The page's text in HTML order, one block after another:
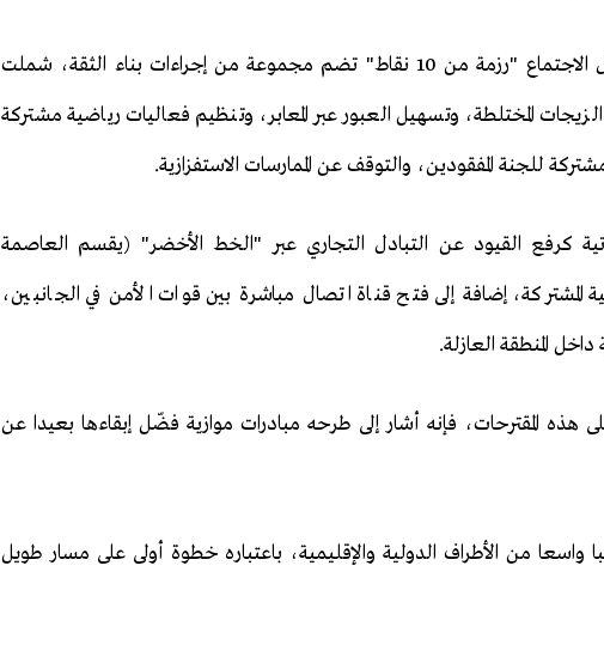
ولتقريب وجهات النظر، قدّم أرهورمان خلال الاجتماع "رزمة من 10 نقاط" تضم مجموعة من إجراءات بناء الثقة، شملت
المختلطة، وتسهيل العبور عبر المعابر، وتنظيم فعاليات رياضية مشتركة
للجنة المفقودين، والتوقف عن الممارسات الاستفزازية.
كرفع القيود عن التبادل التجاري عبر "الخط الأخضر" (يقسم العاصمة
المشتركة، إضافة إلى فتح قناة اتصال مباشرة بين قوات الأمن في الجانبين،
المنطقة العازلة.
المقترحات، فإنه أشار إلى طرحه مبادرات موازية فضّل إبقاءها بعيدا عن
من الأطراف الدولية والإقليمية، باعتباره خطوة أولى على مسار طويل